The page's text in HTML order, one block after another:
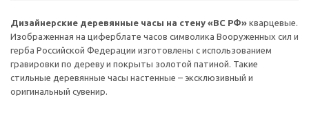
Дизайнерские деревянные часы на стену «ВС РФ» кварцевые.
Изображенная на циферблате часов символика Вооруженных сил и
герба Российской Федерации изготовлены с использованием
гравировки по дереву и покрыты золотой патиной. Такие
стильные деревянные часы настенные – эксклюзивный и
оригинальный сувенир.